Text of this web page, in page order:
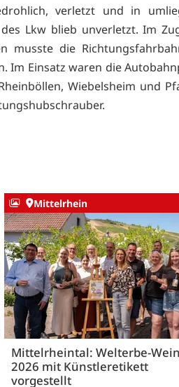
verletzt und in
Lkw blieb unverletzt. Im
musste die
Im Einsatz waren die
Wiebelsheim und
Mittelrhein
Mittelrheintal: Welterbe-Wein
2026 mit Künstleretikett
vorgestellt